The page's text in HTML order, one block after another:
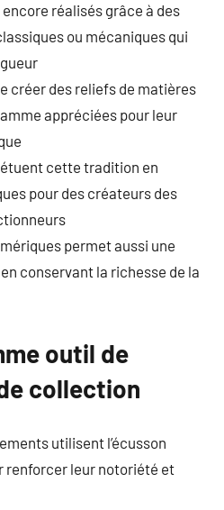
encore réalisés grâce à des
ou mécaniques qui
créer des reliefs de matières
appréciées pour leur
cette tradition en
pour des créateurs des
permet aussi une
conservant la richesse de la
outil de
collection
utilisent l’écusson
renforcer leur notoriété et